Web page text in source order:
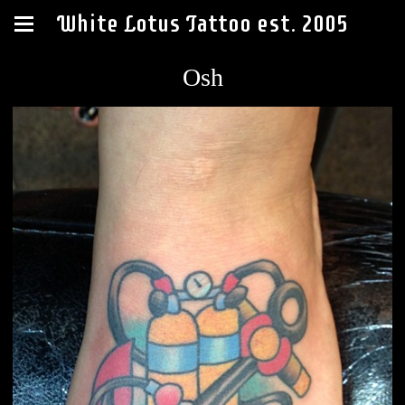
White Lotus Tattoo est. 2005
Osh